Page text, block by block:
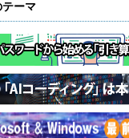
ーマ